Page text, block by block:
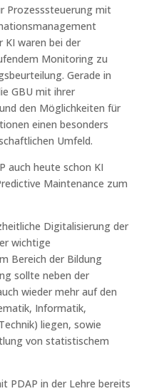
Prozesssteuerung mit
KI waren bei der
Monitoring zu
Gerade in
GBU mit ihrer
den Möglichkeiten für
einen besonders
Umfeld.
auch heute schon KI
Maintenance zum
Digitalisierung der
wichtige
Bereich der Bildung
sollte neben der
wieder mehr auf den
Informatik,
liegen, sowie
von statistischem
PDAP in der Lehre bereits